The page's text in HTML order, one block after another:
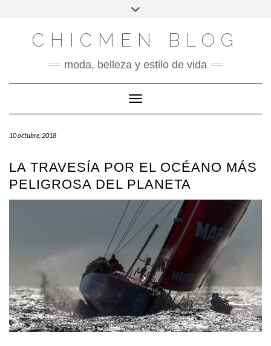
Alternar
cabecera
CHICMEN BLOG
moda, belleza y estilo de vida
Cambiar modo de navegación
10 octubre, 2018
LA TRAVESÍA POR EL OCÉANO MÁS
PELIGROSA DEL PLANETA